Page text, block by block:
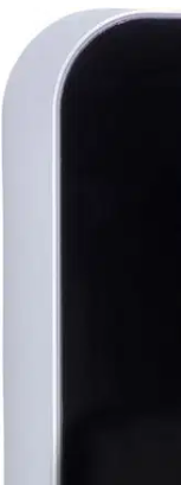
Asiakasomistajahinta
Hinta ilman S-
Ilmainen
Postin